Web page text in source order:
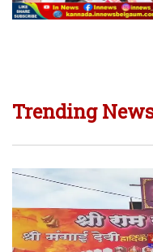
Trending